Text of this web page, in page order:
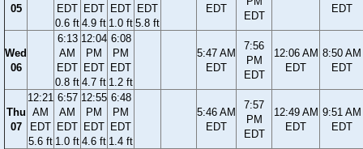
05
EDT
0.6 ft
EDT
4.9 ft
EDT
1.0 ft
EDT
5.8 ft
EDT
EDT
EDT
Wed
06
6:13
AM
EDT
0.8 ft
12:04
PM
EDT
4.7 ft
6:08
PM
EDT
1.2 ft
5:47 AM
EDT
7:56
PM
EDT
12:06 AM
EDT
8:50 AM
EDT
Thu
07
12:21
AM
EDT
5.6 ft
6:57
AM
EDT
1.0 ft
12:55
PM
EDT
4.6 ft
6:48
PM
EDT
1.4 ft
5:46 AM
EDT
7:57
PM
EDT
12:49 AM
EDT
9:51 AM
EDT